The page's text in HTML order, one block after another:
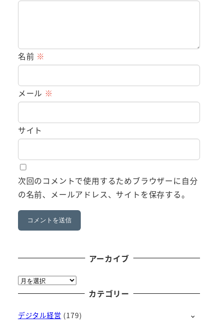
名前 ※
メール ※
サイト
次回のコメントで使用するためブラウザーに自分
の名前、メールアドレス、サイトを保存する。
アーカイブ
ア
ー
イ
カテゴリー
デジタル経営 (179)